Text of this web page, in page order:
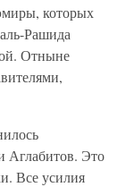
которых
Рашида
Отныне
Аглабитов. Это
Все усилия